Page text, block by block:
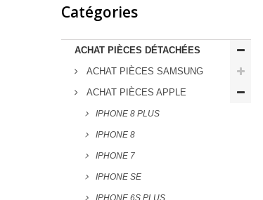
Catégories
ACHAT PIÈCES DÉTACHÉES
ACHAT PIÈCES SAMSUNG
ACHAT PIÈCES APPLE
IPHONE 8 PLUS
IPHONE 8
IPHONE 7
IPHONE SE